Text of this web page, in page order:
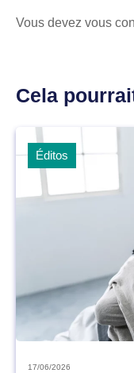
Vous devez vous
Cela
Éditos
17/06/2026